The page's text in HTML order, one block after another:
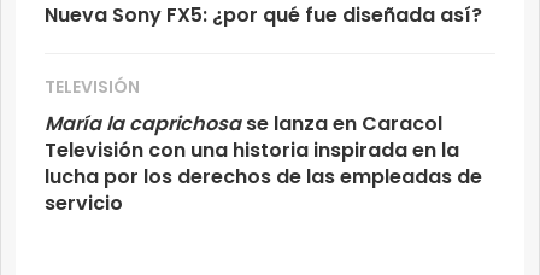
Nueva Sony FX5: ¿por qué fue diseñada así?
TELEVISIÓN
María la caprichosase lanza en Caracol
Televisión con una historia inspirada en la
lucha por los derechos de las empleadas de
servicio